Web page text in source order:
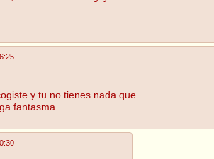
y tu no tienes nada que
fantasma